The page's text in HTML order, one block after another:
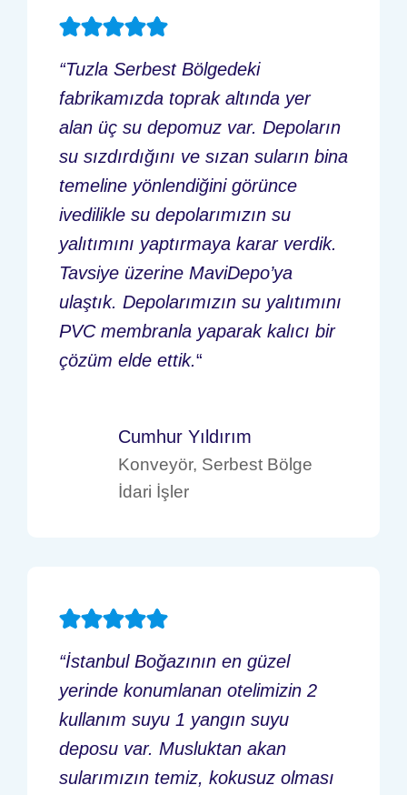
“Tuzla Serbest Bölgedeki
fabrikamızda toprak altında yer
alan üç su depomuz var. Depoların
su sızdırdığını ve sızan suların bina
temeline yönlendiğini görünce
ivedilikle su depolarımızın su
yalıtımını yaptırmaya karar verdik.
Tavsiye üzerine MaviDepo’ya
ulaştık. Depolarımızın su yalıtımını
PVC membranla yaparak kalıcı bir
çözüm elde ettik.“
Cumhur Yıldırım
Konveyör, Serbest Bölge
İdari İşler
“İstanbul Boğazının en güzel
yerinde konumlanan otelimizin 2
kullanım suyu 1 yangın suyu
deposu var. Musluktan akan
sularımızın temiz, kokusuz olması